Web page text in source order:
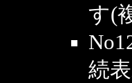
す(
続表